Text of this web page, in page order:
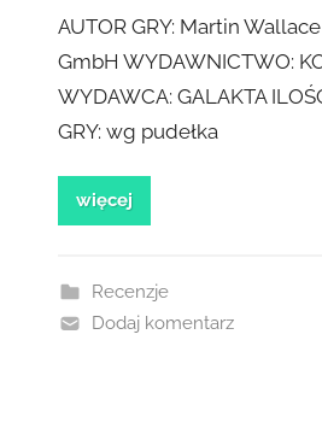
AUTOR GRY: Martin
GmbH WYDAWNICTWO:
WYDAWCA: GALAKTA
GRY: wg pudełka
więcej
Recenzje
Dodaj komentarz